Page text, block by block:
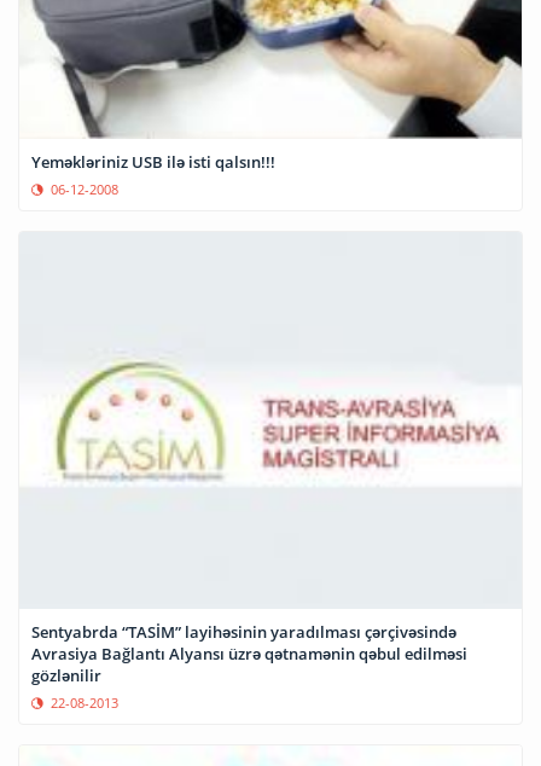
Yeməkləriniz USB ilə isti qalsın!!!
06-12-2008
Sentyabrda “TASİM” layihəsinin yaradılması çərçivəsində
Avrasiya Bağlantı Alyansı üzrə qətnamənin qəbul edilməsi
gözlənilir
22-08-2013